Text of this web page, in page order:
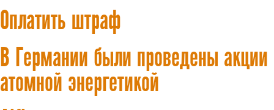
Оплатить штраф
В Германии были проведены акции
атомной энергетикой